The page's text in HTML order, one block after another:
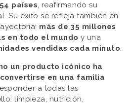
países, reafirmando su
Su éxito se refleja también en
más de 35 millones
en todo el mundo y una
vendidas cada minuto.
un producto icónico ha
en una familia
a todas las
limpieza, nutrición,